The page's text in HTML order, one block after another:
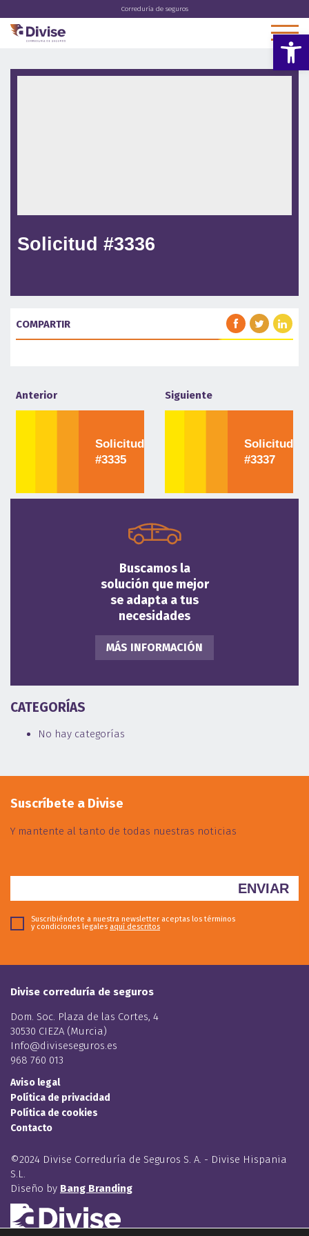
Abrir
Correduría de seguros
Solicitud #3336
COMPARTIR
Anterior
Solicitud
#3335
Siguiente
Solicitud
#3337
Buscamos la
solución que mejor
se adapta a tus
necesidades
MÁS INFORMACIÓN
CATEGORÍAS
No hay categorías
Suscríbete a Divise
Y mantente al tanto de todas nuestras noticias
Suscribiéndote a nuestra newsletter aceptas los términos
y condiciones legales aquí descritos
Divise correduría de seguros
Dom. Soc. Plaza de las Cortes, 4
30530 CIEZA (Murcia)
Info@diviseseguros.es
968 760 013
Aviso legal
Política de privacidad
Política de cookies
Contacto
©2024 Divise Correduría de Seguros S. A. - Divise Hispania
S.L.
Diseño by Bang Branding